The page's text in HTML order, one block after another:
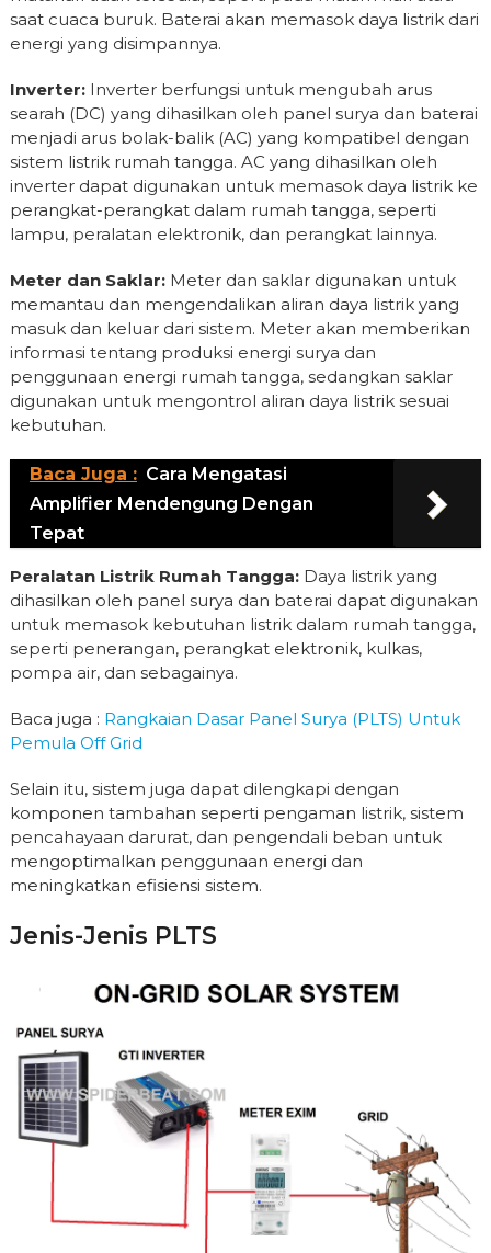
saat cuaca buruk. Baterai akan memasok daya listrik dari
energi yang disimpannya.
Inverter:Inverter berfungsi untuk mengubah arus
searah (DC) yang dihasilkan oleh panel surya dan baterai
menjadi arus bolak-balik (AC) yang kompatibel dengan
sistem listrik rumah tangga. AC yang dihasilkan oleh
inverter dapat digunakan untuk memasok daya listrik ke
perangkat-perangkat dalam rumah tangga, seperti
lampu, peralatan elektronik, dan perangkat lainnya.
Meter dan Saklar:Meter dan saklar digunakan untuk
memantau dan mengendalikan aliran daya listrik yang
masuk dan keluar dari sistem. Meter akan memberikan
informasi tentang produksi energi surya dan
penggunaan energi rumah tangga, sedangkan saklar
digunakan untuk mengontrol aliran daya listrik sesuai
kebutuhan.
Baca Juga : Cara Mengatasi
Amplifier Mendengung Dengan
Tepat
Peralatan Listrik Rumah Tangga:Daya listrik yang
dihasilkan oleh panel surya dan baterai dapat digunakan
untuk memasok kebutuhan listrik dalam rumah tangga,
seperti penerangan, perangkat elektronik, kulkas,
pompa air, dan sebagainya.
Baca juga : Rangkaian Dasar Panel Surya (PLTS) Untuk
Pemula Off Grid
Selain itu, sistem juga dapat dilengkapi dengan
komponen tambahan seperti pengaman listrik, sistem
pencahayaan darurat, dan pengendali beban untuk
mengoptimalkan penggunaan energi dan
meningkatkan efisiensi sistem.
Jenis-Jenis PLTS